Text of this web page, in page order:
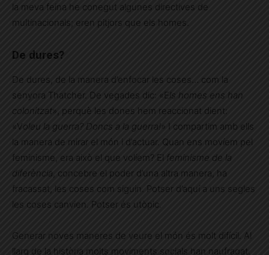
la meva feina he conegut algunes directives de
multinacionals; eren pitjors que els homes.
De dures?
De dures, de la manera d’enfocar les coses… com la
senyora Thatcher. De vegades dic: «E ls homes ens han
colonitzat», perquè les dones hem reaccionat dient:
«Voleu la guerra? Doncs a la guerra!» I compartim amb ells
la manera de mirar el món i d’actuar. Quan ens movíem pel
feminisme, era això el que volíem? El feminisme de la
diferència , concebre el poder d’una altra manera, ha
fracassat, les coses com siguin. Potser d’aquí a uns segles
les coses canvien. Potser és utòpic.
Generar noves maneres de veure el món és molt difícil. Al
llarg de la història molts moviments socials han naufragat.